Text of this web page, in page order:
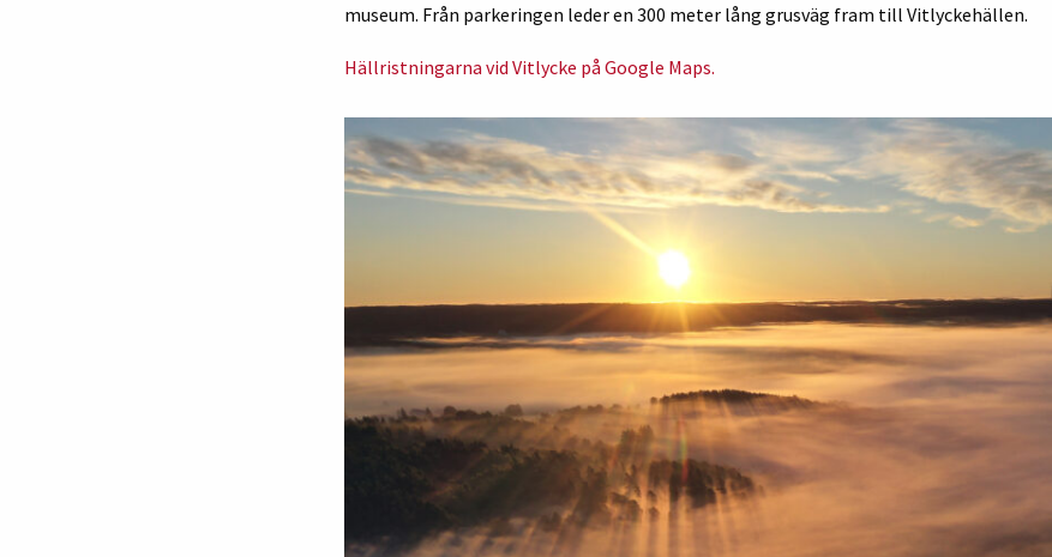
museum. Från parkeringen leder en 300 meter lång grusväg fram till Vitlyckehällen.
Hällristningarna vid Vitlycke på Google Maps.